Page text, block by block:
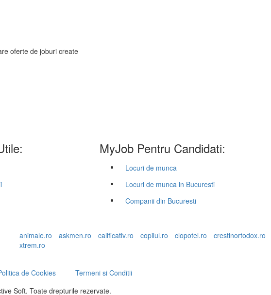
oferte de joburi create
MyJob Pentru Candidati:
Locuri de munca
Locuri de munca in Bucuresti
Companii din Bucuresti
animale.ro askmen.ro calificativ.ro copilul.ro clopotel.ro crestinortodox.ro
xtrem.ro
de Cookies
Termeni si Conditii
Soft. Toate drepturile rezervate.